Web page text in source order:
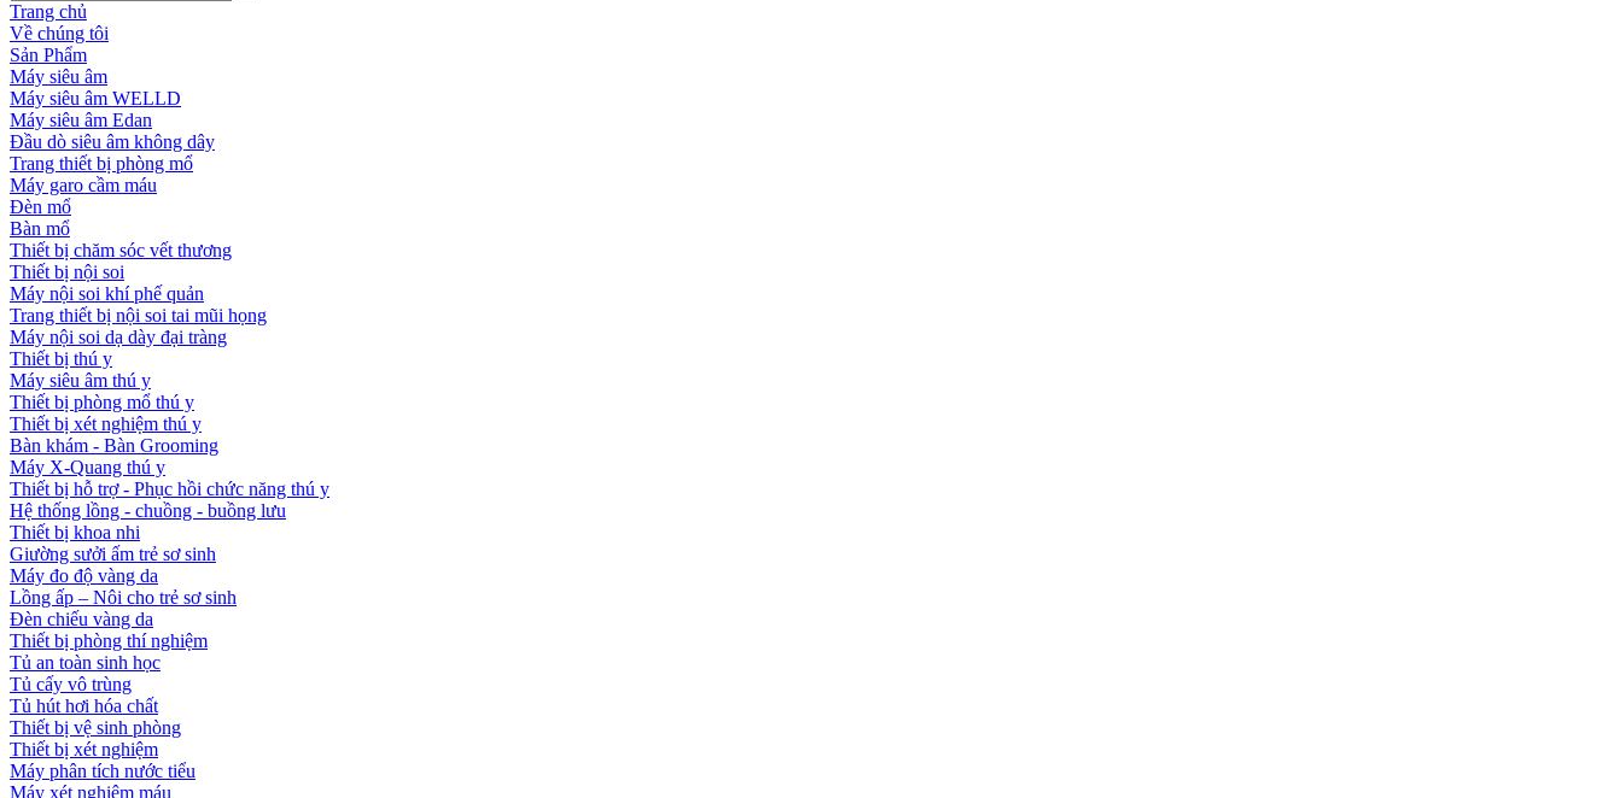
Trang chủ
Về chúng tôi
Sản Phẩm
Máy siêu âm
Máy siêu âm WELLD
Máy siêu âm Edan
Đầu dò siêu âm không dây
Trang thiết bị phòng mổ
Máy garo cầm máu
Đèn mổ
Bàn mổ
Thiết bị chăm sóc vết thương
Thiết bị nội soi
Máy nội soi khí phế quản
Trang thiết bị nội soi tai mũi họng
Máy nội soi dạ dày đại tràng
Thiết bị thú y
Máy siêu âm thú y
Thiết bị phòng mổ thú y
Thiết bị xét nghiệm thú y
Bàn khám - Bàn Grooming
Máy X-Quang thú y
Thiết bị hỗ trợ - Phục hồi chức năng thú y
Hệ thống lồng - chuồng - buồng lưu
Thiết bị khoa nhi
Giường sưởi ấm trẻ sơ sinh
Máy đo độ vàng da
Lồng ấp – Nôi cho trẻ sơ sinh
Đèn chiếu vàng da
Thiết bị phòng thí nghiệm
Tủ an toàn sinh học
Tủ cấy vô trùng
Tủ hút hơi hóa chất
Thiết bị vệ sinh phòng
Thiết bị xét nghiệm
Máy phân tích nước tiểu
Máy xét nghiệm máu